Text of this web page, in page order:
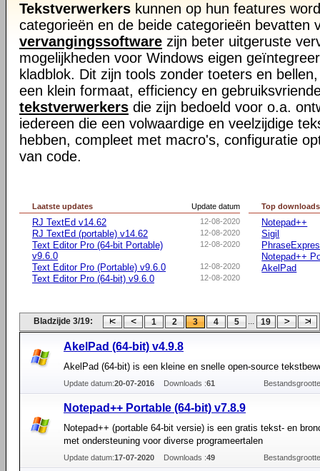
Tekstverwerkers kunnen op hun features
categorieën en de beide categorieën bevatten
vervangingssoftware zijn beter uitgeruste
mogelijkheden voor Windows eigen
kladblok. Dit zijn tools zonder toeters en
een klein formaat, efficiency en
tekstverwerkers die zijn bedoeld voor o.a.
iedereen die een volwaardige en veelzijdige
hebben, compleet met macro's, configuratie
van code.
Update datum
Laatste updates
12-08-2020
RJ TextEd v14.62
12-08-2020
RJ TextEd (portable) v14.62
12-08-2020
Text Editor Pro (64-bit Portable)
v9.6.0
12-08-2020
Text Editor Pro (Portable) v9.6.0
12-08-2020
Text Editor Pro (64-bit) v9.6.0
Top downloads
Notepad++
Sigil
Notepad++
AkelPad
Bladzijde 3/19: 1 2 3 4 5 ... 19
AkelPad (64-bit) v4.9.8
AkelPad (64-bit) is een kleine en snelle open-source
Update datum:20-07-2016 Downloads :61
Notepad++ Portable (64-bit) v7.8.9
Notepad++ (portable 64-bit versie) is een gratis tekst- en
met ondersteuning voor diverse programeertalen
Update datum:17-07-2020 Downloads :49